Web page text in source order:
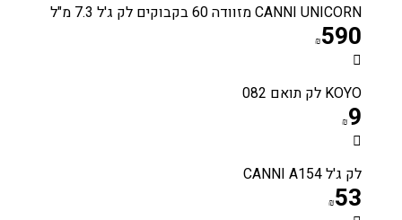
CANNI UNICORN מזוודה 60 בקבוקים לק ג'ל 7.3 מ"ל
₪590
KOYO לק תואם 082
₪9
לק ג'ל CANNI A154
₪53